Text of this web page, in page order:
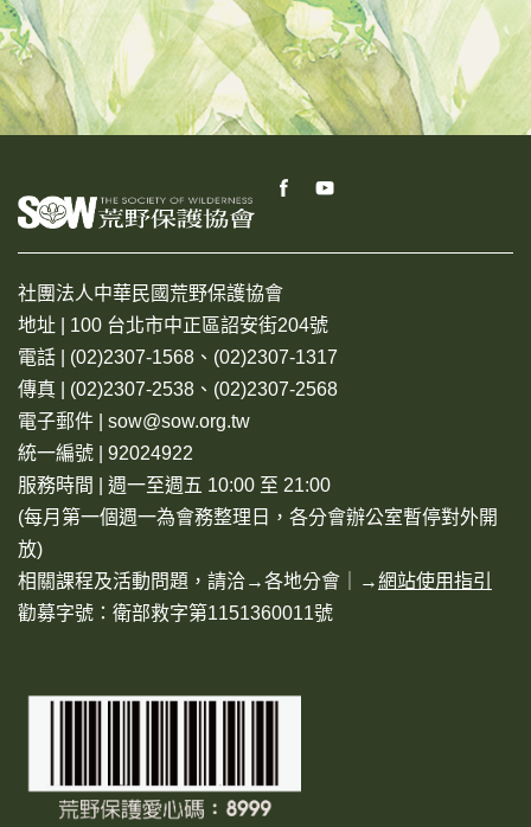
社團法人中華民國荒野保護協會
地址 | 100 台北市中正區詔安街204號
電話 | (02)2307-1568、(02)2307-1317
傳真 | (02)2307-2538、(02)2307-2568
電子郵件 | sow@sow.org.tw
統一編號 | 92024922
服務時間 | 週一至週五 10:00 至 21:00
(每月第一個週一為會務整理日，各分會辦公室暫停對外開
放)
相關課程及活動問題，請洽→各地分會 ｜→網站使用指引
勸募字號：衛部救字第1151360011號